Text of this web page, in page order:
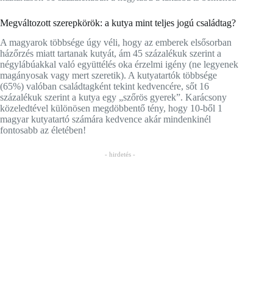
Megváltozott szerepkörök: a kutya mint teljes jogú családtag?
A magyarok többsége úgy véli, hogy az emberek elsősorban
házőrzés miatt tartanak kutyát, ám 45 százalékuk szerint a
négylábúakkal való együttélés oka érzelmi igény (ne legyenek
magányosak vagy mert szeretik). A kutyatartók többsége
(65%) valóban családtagként tekint kedvencére, sőt 16
százalékuk szerint a kutya egy „szőrös gyerek”. Karácsony
közeledtével különösen megdöbbentő tény, hogy 10-ből 1
magyar kutyatartó számára kedvence akár mindenkinél
fontosabb az életében!
- hirdetés -